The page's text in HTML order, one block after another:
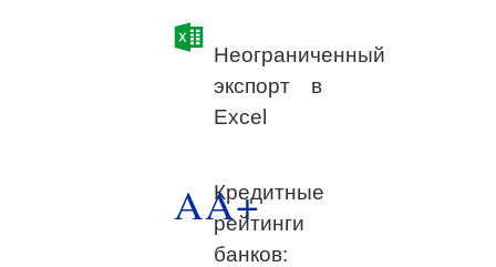
Неограниченный
экспорт в
Excel
AA+
Кредитные
рейтинги
банков: